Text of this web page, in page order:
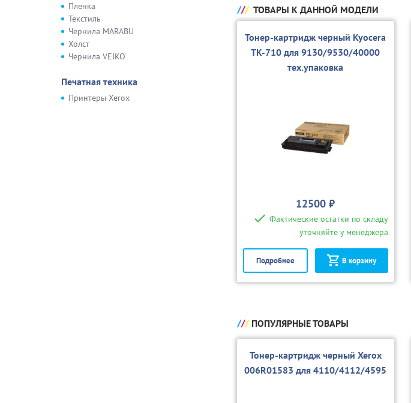
Пленка
Текстиль
Чернила MARABU
Холст
Чернила VEIKO
Печатная техника
Принтеры Xerox
ТОВАРЫ К ДАННОЙ МОДЕЛИ
Тонер-картридж черный Kyocera
TK-710 для 9130/9530/40000
тех.упаковка
12500 ₽
Фактические остатки по складу
уточняйте у менеджера
Подробнее В корзину
ПОПУЛЯРНЫЕ ТОВАРЫ
Тонер-картридж черный Xerox
006R01583 для 4110/4112/4595